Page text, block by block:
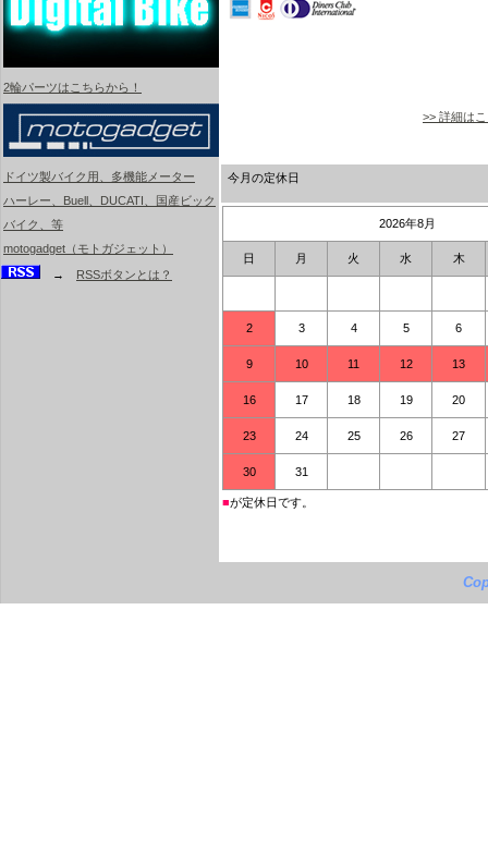
2輪パーツはこちらから！
ドイツ製バイク用、多機能メーター
ハーレー、Buell、DUCATI、国産ビック
バイク、等
motogadget（モトガジェット）
→ RSSボタンとは？
>> 詳細は
今月の定休日
2026年8月
日 月 火 水 木
2 3 4 5 6
9 10 11 12 13
16 17 18 19 20
23 24 25 26 27
30 31
■が定休日です。